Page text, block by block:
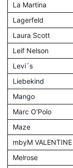
La Martina
Lagerfeld
Laura Scott
Leif Nelson
Levi´s
Liebekind
Mango
Marc O'Polo
Maze
mbyM VALENTINE
Melrose